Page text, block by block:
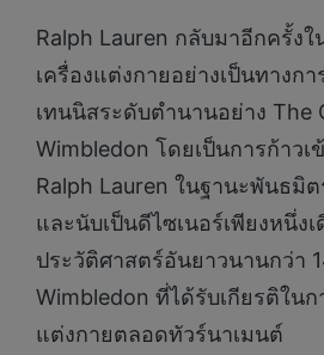
Ralph Lauren กลับมาอีกครั้ง
เครื่องแต่งกายอย่างเป็นทางก
เทนนิสระดับตำนานอย่าง The
Wimbledon โดยเป็นการก้าวเ
Ralph Lauren ในฐานะพันธมิต
และนับเป็นดีไซเนอร์เพียงหนึ่ง
ประวัติศาสตร์อันยาวนานกว่า
Wimbledon ที่ได้รับเกียรติในก
แต่งกายตลอดทัวร์นาเมนต์